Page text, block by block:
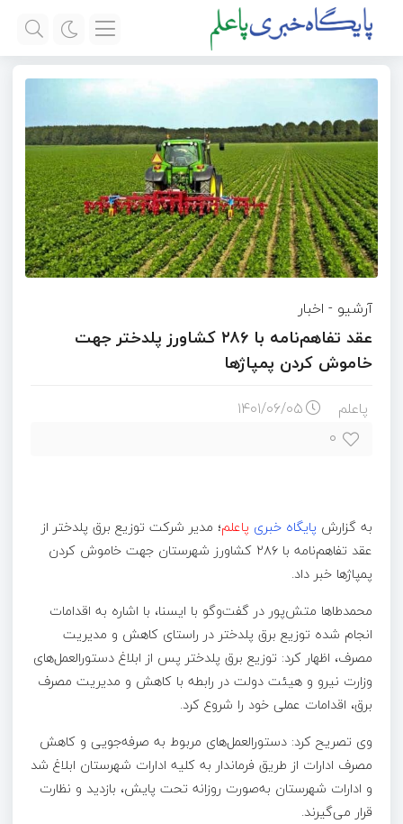
آرشیو - اخبار
عقد تفاهم‌نامه با ۲۸۶ کشاورز پلدختر جهت
خاموش کردن پمپاژها
پاعلم ۱۴۰۱/۰۶/۰۵
۰
به گزارش پایگاه خبری پاعلم؛ مدیر شرکت توزیع برق پلدختر از
عقد تفاهم‌نامه با ۲۸۶ کشاورز شهرستان جهت خاموش کردن
پمپاژها خبر داد.
محمدطاها متش‌پور در گفت‌وگو با ایسنا، با اشاره به اقدامات
انجام شده توزیع برق پلدختر در راستای کاهش و مدیریت
مصرف، اظهار کرد: توزیع برق پلدختر پس از ابلاغ دستورالعمل‌های
وزارت نیرو و هیئت دولت در رابطه با کاهش و مدیریت مصرف
برق، اقدامات عملی خود را شروع کرد.
وی تصریح کرد: دستورالعمل‌های مربوط به صرفه‌جویی و کاهش
مصرف ادارات از طریق فرماندار به کلیه ادارات شهرستان ابلاغ شد
و ادارات شهرستان به‌صورت روزانه تحت پایش، بازدید و نظارت
قرار می‌گیرند.